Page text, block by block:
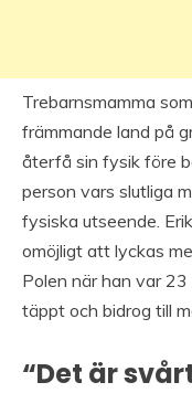
Trebarnsmamma
främmande land på
återfå sin fysik före
person vars slutliga
fysiska utseende.
omöjligt att lyckas
Polen när han var
täppt och bidrog till
“Det är